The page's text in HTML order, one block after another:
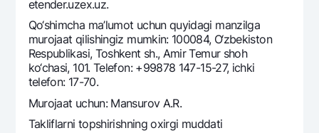
Kumush omonat
Ish haqi
Garmin pay
Milliy mobil ilovasi
Ko'p beriladigan savollar
Sayt bo‘yicha qidiring
etender.uzex.uz.
Qo‘shimcha ma’lumot uchun quyidagi manzilga
murojaat qilishingiz mumkin: 100084, O‘zbekiston
Respublikasi, Toshkent sh., Amir Temur shoh
ko‘chasi, 101. Telefon: +99878 147-15-27, ichki
telefon: 17-70.
Murojaat uchun: Mansurov A.R.
Takliflarni topshirishning oxirgi muddati